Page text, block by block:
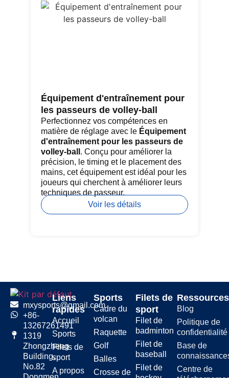
Équipement d'entraînement pour
les passeurs de volley-ball
Perfectionnez vos compétences en
matière de réglage avec le Équipement
d'entraînement pour les passeurs de
volley-ball . Conçu pour améliorer la
précision, le timing et le placement des
mains, cet équipement est idéal pour les
joueurs qui cherchent à améliorer leurs
techniques de passeur.
Voir les détails
mxysports@gmail.com
+86-
13267261491
1319
Zhongzheng
Building,
No.82
Liens
rapides
Accueil
Sports
Filets de
sport
A propos
Sports
Cadre du
volcan
Raquette
Golf
Balles
Crosse de
Filets de
sport
Filet de
badminton
Filet de
baseball
Filet de
Ressources
Blog
Politique de
confidentialité
Base de
Centre de